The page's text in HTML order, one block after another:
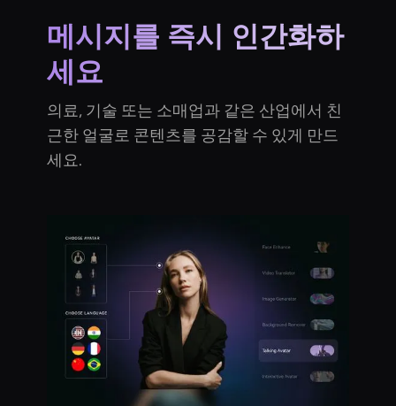
메시지를 즉시 인간화하
세요
의료, 기술 또는 소매업과 같은 산업에서 친
근한 얼굴로 콘텐츠를 공감할 수 있게 만드
세요.